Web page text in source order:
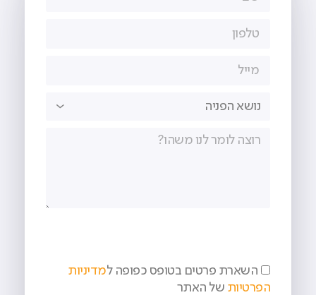
השארת פרטים בטופס כפופה למדיניות
הפרטיות של האתר